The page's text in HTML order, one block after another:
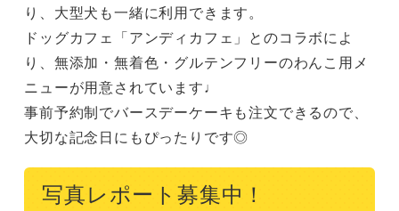
り、大型犬も一緒に利用できます。
ドッグカフェ「アンディカフェ」とのコラボによ
り、無添加・無着色・グルテンフリーのわんこ用メ
ニューが用意されています♩
事前予約制でバースデーケーキも注文できるので、
大切な記念日にもぴったりです◎
写真レポート募集中！